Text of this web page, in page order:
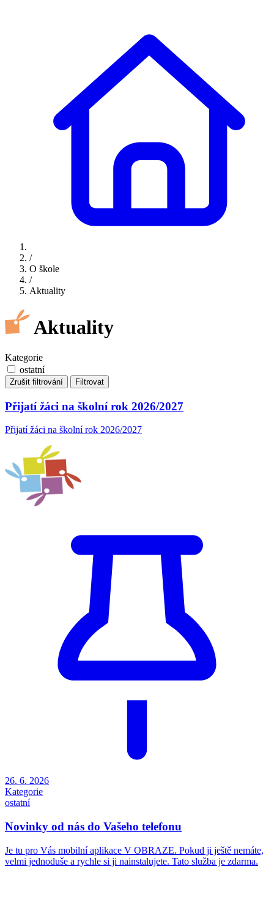
/
O škole
/
Aktuality
Aktuality
Kategorie
ostatní
Zrušit filtrování Filtrovat
Přijatí žáci na školní rok 2026/2027
Přijatí žáci na školní rok 2026/2027
26. 6. 2026
Kategorie
ostatní
Novinky od nás do Vašeho telefonu
Je tu pro Vás mobilní aplikace V OBRAZE. Pokud ji ještě nemáte,
velmi jednoduše a rychle si ji nainstalujete. Tato služba je zdarma.